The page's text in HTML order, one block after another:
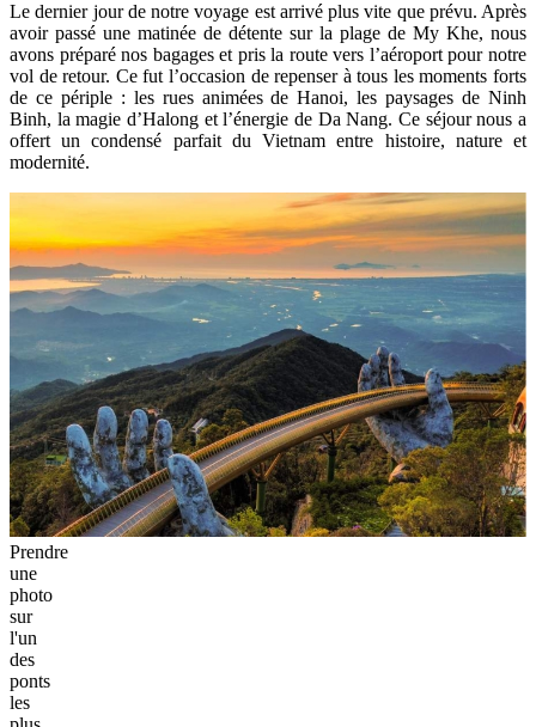
Le dernier jour de notre voyage est arrivé plus vite que prévu. Après
avoir passé une matinée de détente sur la plage de My Khe, nous
avons préparé nos bagages et pris la route vers l’aéroport pour notre
vol de retour. Ce fut l’occasion de repenser à tous les moments forts
de ce périple : les rues animées de Hanoi, les paysages de Ninh
Binh, la magie d’Halong et l’énergie de Da Nang. Ce séjour nous a
offert un condensé parfait du Vietnam entre histoire, nature et
modernité.
Prendre
une
photo
sur
l'un
des
ponts
les